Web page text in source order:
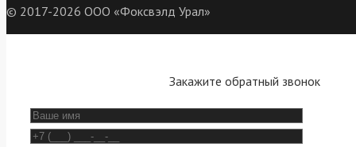
© 2017-2026 ООО «Фоксвэлд Урал»
Закажите обратный звонок